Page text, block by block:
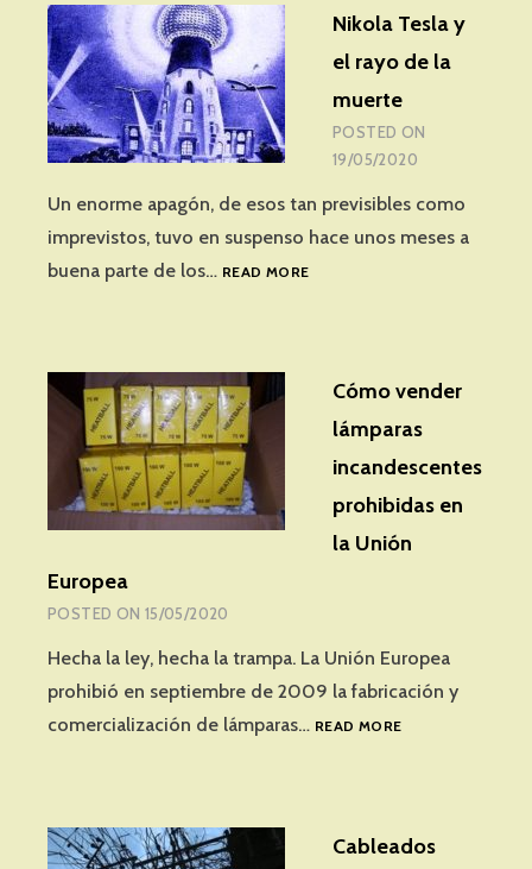
Nikola Tesla y
el rayo de la
muerte
POSTED ON
19/05/2020
Un enorme apagón, de esos tan previsibles como
imprevistos, tuvo en suspenso hace unos meses a
buena parte de los… READ MORENIKOLA
MUERTE
Cómo vender
lámparas
incandescentes
prohibidas en
la Unión
Europea
POSTED ON 15/05/2020
Hecha la ley, hecha la trampa. La Unión Europea
prohibió en septiembre de 2009 la fabricación y
comercialización de lámparas… READ MORECÓMO
EN
Cableados